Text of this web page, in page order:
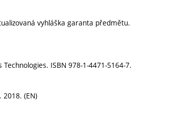
vyhláška garanta předmětu.
Technologies. ISBN 978-1-4471-5164-7.
2018. (EN)